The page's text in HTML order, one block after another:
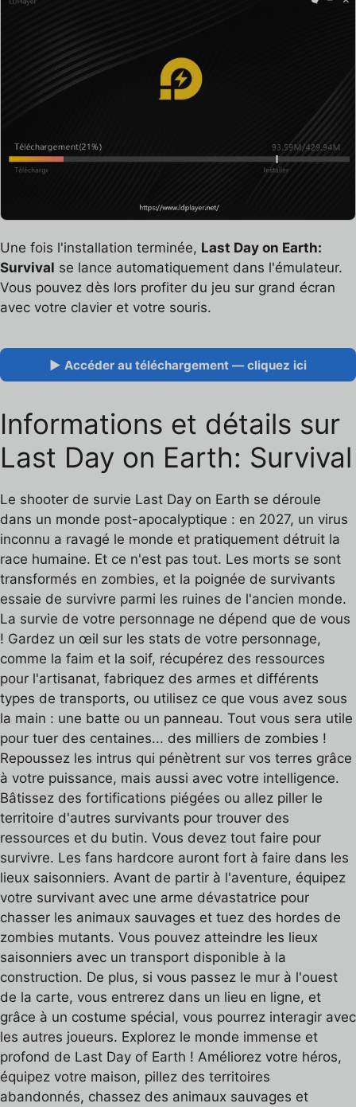
Une fois l'installation terminée, Last Day on Earth:
Survival se lance automatiquement dans l'émulateur.
Vous pouvez dès lors profiter du jeu sur grand écran
avec votre clavier et votre souris.
▶ Accéder au téléchargement — cliquez ici
Informations et détails sur
Last Day on Earth: Survival
Le shooter de survie Last Day on Earth se déroule
dans un monde post-apocalyptique : en 2027, un virus
inconnu a ravagé le monde et pratiquement détruit la
race humaine. Et ce n'est pas tout. Les morts se sont
transformés en zombies, et la poignée de survivants
essaie de survivre parmi les ruines de l'ancien monde.
La survie de votre personnage ne dépend que de vous
! Gardez un œil sur les stats de votre personnage,
comme la faim et la soif, récupérez des ressources
pour l'artisanat, fabriquez des armes et différents
types de transports, ou utilisez ce que vous avez sous
la main : une batte ou un panneau. Tout vous sera utile
pour tuer des centaines... des milliers de zombies !
Repoussez les intrus qui pénètrent sur vos terres grâce
à votre puissance, mais aussi avec votre intelligence.
Bâtissez des fortifications piégées ou allez piller le
territoire d'autres survivants pour trouver des
ressources et du butin. Vous devez tout faire pour
survivre. Les fans hardcore auront fort à faire dans les
lieux saisonniers. Avant de partir à l'aventure, équipez
votre survivant avec une arme dévastatrice pour
chasser les animaux sauvages et tuez des hordes de
zombies mutants. Vous pouvez atteindre les lieux
saisonniers avec un transport disponible à la
construction. De plus, si vous passez le mur à l'ouest
de la carte, vous entrerez dans un lieu en ligne, et
grâce à un costume spécial, vous pourrez interagir avec
les autres joueurs. Explorez le monde immense et
profond de Last Day of Earth ! Améliorez votre héros,
équipez votre maison, pillez des territoires
abandonnés, chassez des animaux sauvages et